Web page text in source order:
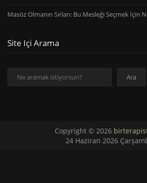
Masöz Olmanın Sırları: Bu Mesleği Seçmek İçin
Site Içi Arama
Ara
Copyright © 2026
24 Haziran 2026